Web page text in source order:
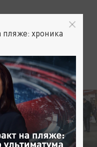
хроника